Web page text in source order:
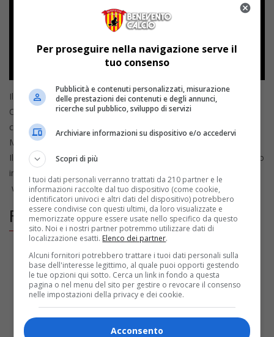
Il Benevento Calcio comunica che l’ospite della puntata di
Ottogol, in onda questa sera dalle ore 20:30 su OttoChannel,
canale 16 del digitale terrestre, sarà il portiere giallorosso
Manuel Esposito.
Il programma condotto da Sonia Lantella potrà essere seguito
in streaming, anche da fuori regione e dall'estero, su
www.ottochannel.tv
FOLLOW US ON FACEBOOK
Per proseguire nella navigazione serve il
tuo consenso
Pubblicità e contenuti personalizzati, misurazione
delle prestazioni dei contenuti e degli annunci,
ricerche sul pubblico, sviluppo di servizi
Archiviare informazioni su dispositivo e/o accedervi
Scopri di più
I tuoi dati personali verranno trattati da 210 partner e le
informazioni raccolte dal tuo dispositivo (come cookie,
identificatori univoci e altri dati del dispositivo) potrebbero
essere condivise con questi ultimi, da loro visualizzate e
memorizzate oppure essere usate nello specifico da questo
sito. Noi e i nostri partner potremmo utilizzare dati di
localizzazione esatti. Elenco dei partner.
Alcuni fornitori potrebbero trattare i tuoi dati personali sulla
base dell'interesse legittimo, al quale puoi opporti gestendo
le tue opzioni qui sotto. Cerca un link in fondo a questa
pagina o nel menu del sito per gestire o revocare il consenso
nelle impostazioni della privacy e dei cookie.
Acconsento